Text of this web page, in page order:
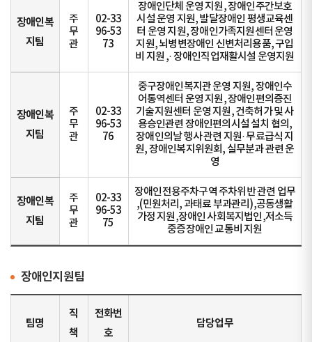
장애인복
지팀
주
무
관
02-33
96-53
73
장애인단체 운영 지원, 장애인주간보호
시설 운영 지원, 발달장애인 평생교육센
터 운영 지원, 장애인가족지원센터 운영
지원, 뇌병변장애인 신변처리용품, 구입
비 지원 ,· 장애인직업재활시설 운영지원
장애인복
지팀
주
무
관
02-33
96-53
76
중구장애인복지관 운영 지원, 장애인수
어통역센터 운영 지원, 장애인편의증진
기술지원센터 운영 지원, 건축허가 및 사
용승인관련 장애인편의시설 설치 협의,
장애인의날 행사 관련 지원· 무료급식 지
원, 장애인복지위원회, 실무분과 관련 운
영
장애인복
지팀
주
무
관
02-33
96-53
75
장애인전용주차구역 주차위반 관련 업무
,(민원처리, 과태료 부과관리),공동생활
가정 지원,장애인 사회복지법인,저소득
중증장애인 교통비 지원
장애인지원팀
팀명
직
책
전화번
호
담당업무